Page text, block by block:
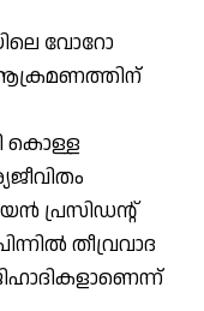
വോറോ
ആക്രമണത്തിന്
കൊള്ള
പ്രസിഡന്റ്
തീവ്രവാദ